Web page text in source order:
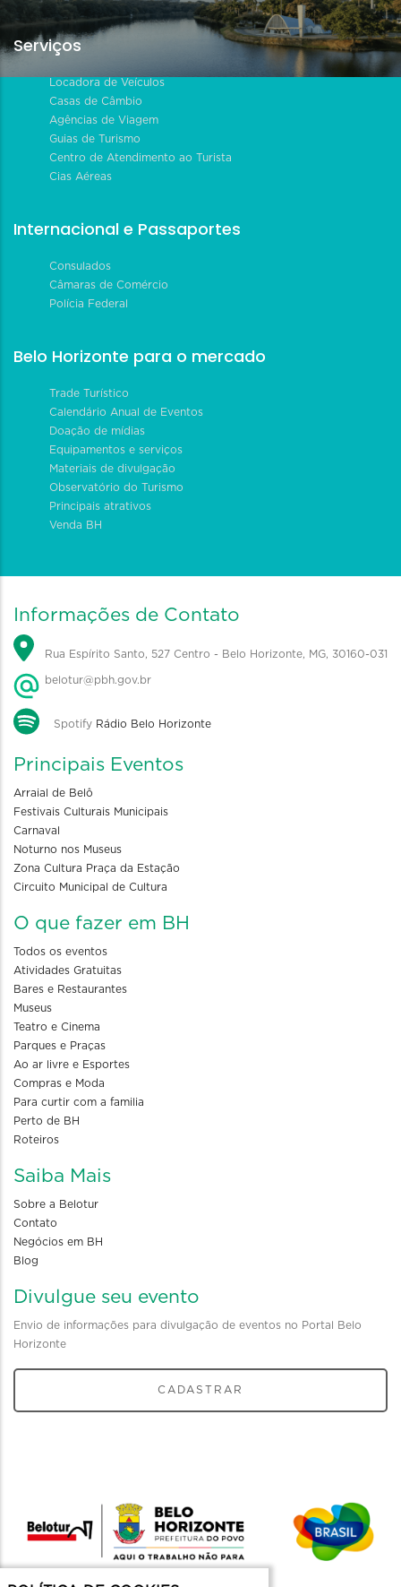
Serviços
Locadora de Veículos
Casas de Câmbio
Agências de Viagem
Guias de Turismo
Centro de Atendimento ao Turista
Cias Aéreas
Internacional e Passaportes
Consulados
Câmaras de Comércio
Polícia Federal
Belo Horizonte para o mercado
Trade Turístico
Calendário Anual de Eventos
Doação de mídias
Equipamentos e serviços
Materiais de divulgação
Observatório do Turismo
Principais atrativos
Venda BH
Informações de Contato
Rua Espírito Santo, 527 Centro - Belo Horizonte, MG, 30160-031
belotur@pbh.gov.br
Spotify Rádio Belo Horizonte
Principais Eventos
Arraial de Belô
Festivais Culturais Municipais
Carnaval
Noturno nos Museus
Zona Cultura Praça da Estação
Circuito Municipal de Cultura
O que fazer em BH
Todos os eventos
Atividades Gratuitas
Bares e Restaurantes
Museus
Teatro e Cinema
Parques e Praças
Ao ar livre e Esportes
Compras e Moda
Para curtir com a familia
Perto de BH
Roteiros
Saiba Mais
Sobre a Belotur
Contato
Negócios em BH
Blog
Divulgue seu evento
Envio de informações para divulgação de eventos no Portal Belo
Horizonte
CADASTRAR